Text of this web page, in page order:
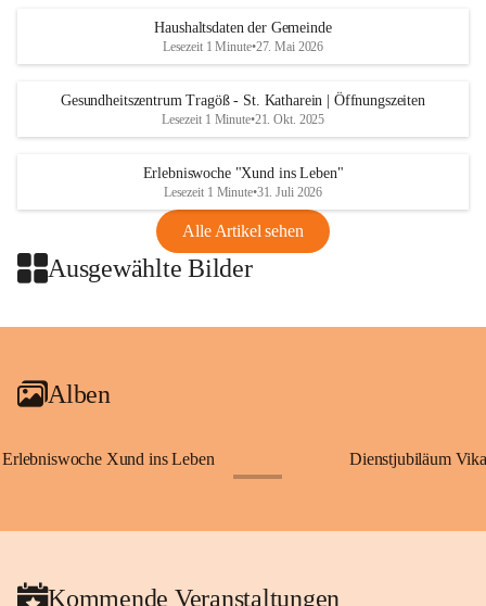
Haushaltsdaten der Gemeinde
Lesezeit 1 Minute•27. Mai 2026
Gesundheitszentrum Tragöß - St. Katharein | Öffnungszeiten
Lesezeit 1 Minute•21. Okt. 2025
Erlebniswoche "Xund ins Leben"
Lesezeit 1 Minute•31. Juli 2026
Alle Artikel sehen
Ausgewählte Bilder
+2
Alben
Erlebniswoche Xund ins Leben Dienstjubiläum
Kommende Veranstaltungen